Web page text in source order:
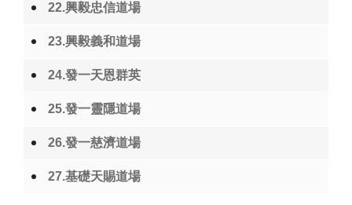
22.興毅忠信道場
23.興毅義和道場
24.發一天恩群英
25.發一靈隱道場
26.發一慈濟道場
27.基礎天賜道場